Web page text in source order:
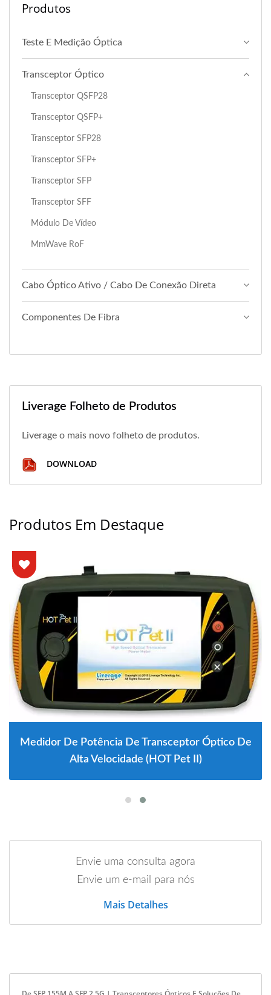
Produtos
Teste E Medição Óptica
Transceptor Óptico
Transceptor QSFP28
Transceptor QSFP+
Transceptor SFP28
Transceptor SFP+
Transceptor SFP
Transceptor SFF
Módulo De Vídeo
MmWave RoF
Cabo Óptico Ativo / Cabo De Conexão Direta
Componentes De Fibra
Liverage Folheto de Produtos
Liverage o mais novo folheto de produtos.
DOWNLOAD
Produtos Em Destaque
Medidor De Potência De Transceptor Óptico De
Alta Velocidade (HOT Pet II)
Envie uma consulta agora
Envie um e-mail para nós
Mais Detalhes